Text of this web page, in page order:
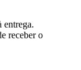
entrega.
receber o